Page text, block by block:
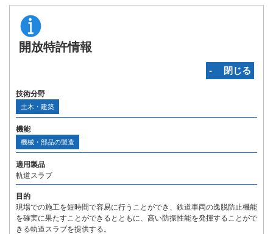
開放特許情報
‐ 閉じる
技術分野
土木・建築
機能
機械・部品の製造
適用製品
軌道スラブ
目的
現場での施工を短時間で容易に行うことができ、鉄道車両の逸脱防止機能
を確実に果たすことができるとともに、高い防振性能を発揮することがで
きる軌道スラブを提供する。